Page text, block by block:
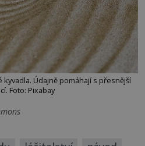
kyvadla. Údajně pomáhají s přesnější
Foto: Pixabay